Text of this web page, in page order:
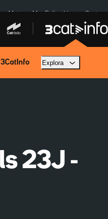
a Meta Mor Felipe Lipe Ceuta
3CatInfo Explora
23J -